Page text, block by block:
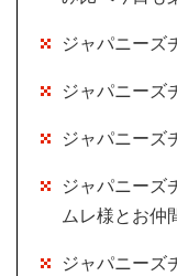
ジャパニーズ
ジャパニーズ
ジャパニーズ
ジャパニー
ムレ様とお仲
ジャパニーズ